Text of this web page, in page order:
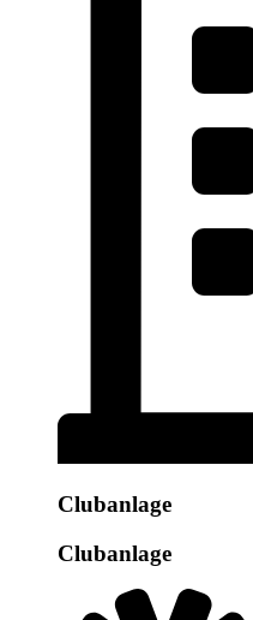
Clubanlage
Clubanlage